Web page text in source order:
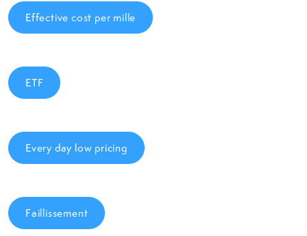
Effective cost per mille
ETF
Every day low pricing
Faillissement